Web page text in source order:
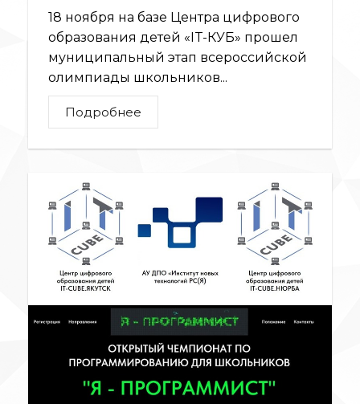
18 ноября на базе Центра цифрового
образования детей «IT-КУБ» прошел
муниципальный этап всероссийской
олимпиады школьников...
Подробнее